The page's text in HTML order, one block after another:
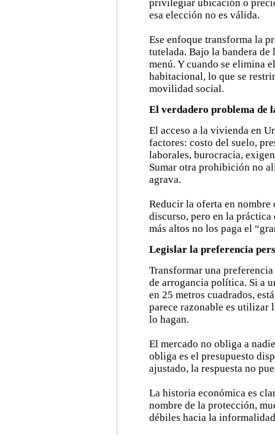
privilegiar ubicación o
esa elección no es válida.
Ese enfoque transforma la
tutelada. Bajo la bandera
menú. Y cuando se elimina
habitacional, lo que se
movilidad social.
El verdadero problema de
El acceso a la vivienda en
factores: costo del suelo,
laborales, burocracia,
Sumar otra prohibición no
agrava.
Reducir la oferta en nombre
discurso, pero en la práctica
más altos no los paga el
Legislar la preferencia
Transformar una
de arrogancia política. Si a
en 25 metros cuadrados,
parece razonable es utilizar
lo hagan.
El mercado no obliga a
obliga es el presupuesto
ajustado, la respuesta no
La historia económica es
nombre de la protección,
débiles hacia la